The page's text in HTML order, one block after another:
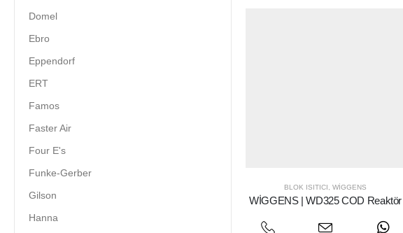
BLOK ISITICI ,WIGGENS
WİGGENS | WD325 COD Reaktör
Domel
Ebro
Eppendorf
ERT
Famos
Faster Air
Four E's
Funke-Gerber
Gilson
Hanna